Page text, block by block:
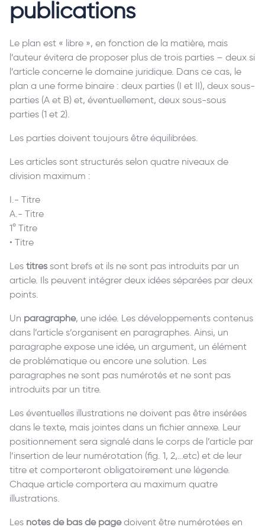
publications
Le plan est « libre », en fonction de la matière, mais
l’auteur évitera de proposer plus de trois parties – deux si
l’article concerne le domaine juridique. Dans ce cas, le
plan a une forme binaire : deux parties (I et II), deux sous-
parties (A et B) et, éventuellement, deux sous-sous
parties (1 et 2).
Les parties doivent toujours être équilibrées.
Les articles sont structurés selon quatre niveaux de
division maximum :
I.- Titre
A.- Titre
1° Titre
• Titre
Les titressont brefs et ils ne sont pas introduits par un
article. Ils peuvent intégrer deux idées séparées par deux
points.
Un paragraphe, une idée. Les développements contenus
dans l’article s’organisent en paragraphes. Ainsi, un
paragraphe expose une idée, un argument, un élément
de problématique ou encore une solution. Les
paragraphes ne sont pas numérotés et ne sont pas
introduits par un titre.
Les éventuelles illustrations ne doivent pas être insérées
dans le texte, mais jointes dans un fichier annexe. Leur
positionnement sera signalé dans le corps de l’article par
l’insertion de leur numérotation (fig. 1, 2,…etc) et de leur
titre et comporteront obligatoirement une légende.
Chaque article comportera au maximum quatre
illustrations.
Les notes de bas de pagedoivent être numérotées en